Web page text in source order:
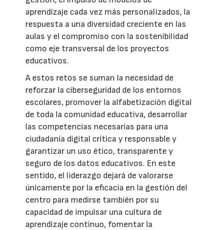
aprendizaje cada vez más personalizados, la
respuesta a una diversidad creciente en las
aulas y el compromiso con la sostenibilidad
como eje transversal de los proyectos
educativos.
A estos retos se suman la necesidad de
reforzar la ciberseguridad de los entornos
escolares, promover la alfabetización digital
de toda la comunidad educativa, desarrollar
las competencias necesarias para una
ciudadanía digital crítica y responsable y
garantizar un uso ético, transparente y
seguro de los datos educativos. En este
sentido, el liderazgo dejará de valorarse
únicamente por la eficacia en la gestión del
centro para medirse también por su
capacidad de impulsar una cultura de
aprendizaje continuo, fomentar la